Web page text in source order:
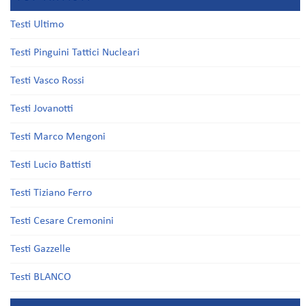
Testi Ultimo
Testi Pinguini Tattici Nucleari
Testi Vasco Rossi
Testi Jovanotti
Testi Marco Mengoni
Testi Lucio Battisti
Testi Tiziano Ferro
Testi Cesare Cremonini
Testi Gazzelle
Testi BLANCO